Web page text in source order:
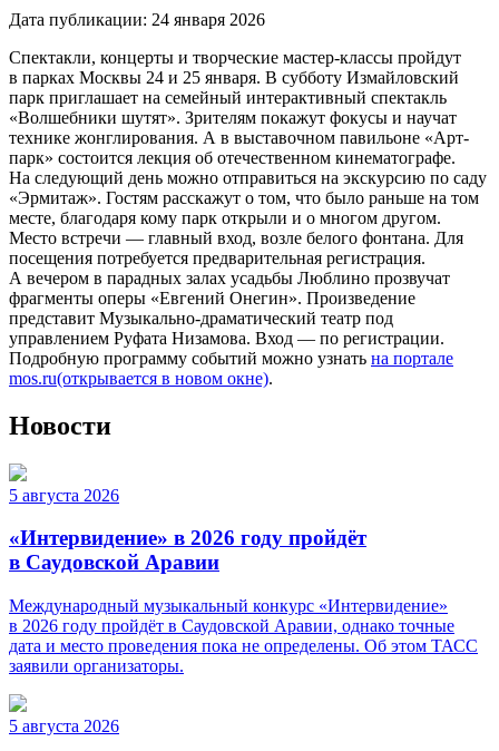
Дата публикации: 24 января 2026
Спектакли, концерты и творческие мастер-классы пройдут
в парках Москвы 24 и 25 января. В субботу Измайловский
парк приглашает на семейный интерактивный спектакль
«Волшебники шутят». Зрителям покажут фокусы и научат
технике жонглирования. А в выставочном павильоне «Арт-
парк» состоится лекция об отечественном кинематографе.
На следующий день можно отправиться на экскурсию по саду
«Эрмитаж». Гостям расскажут о том, что было раньше на том
месте, благодаря кому парк открыли и о многом другом.
Место встречи — главный вход, возле белого фонтана. Для
посещения потребуется предварительная регистрация.
А вечером в парадных залах усадьбы Люблино прозвучат
фрагменты оперы «Евгений Онегин». Произведение
представит Музыкально-драматический театр под
управлением Руфата Низамова. Вход — по регистрации.
Подробную программу событий можно узнать на портале
mos.ru(открывается в новом окне).
Новости
5 августа 2026
«Интервидение» в 2026 году пройдёт
в Саудовской Аравии
Международный музыкальный конкурс «Интервидение»
в 2026 году пройдёт в Саудовской Аравии, однако точные
дата и место проведения пока не определены. Об этом ТАСС
заявили организаторы.
5 августа 2026